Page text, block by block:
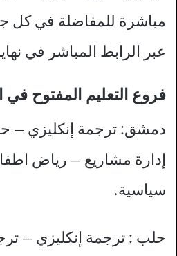
مباشرة للمفاضلة في كل
عبر الرابط المباشر في
فروع التعليم المفتوح
دمشق: ترجمة إنكليزي –
إدارة مشاريع – رياض
سياسية.
حلب : ترجمة إنكليزي –